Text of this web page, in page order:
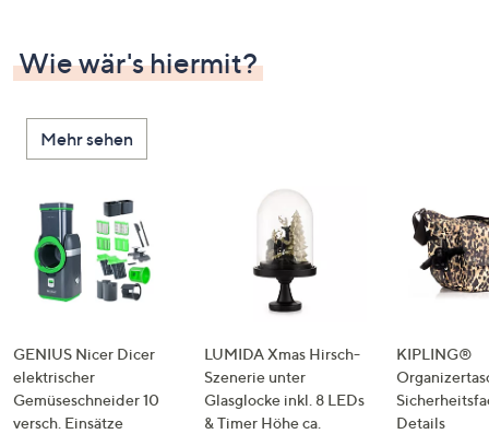
Wie wär's hiermit?
Mehr sehen
GENIUS Nicer Dicer
elektrischer
Gemüseschneider 10
versch. Einsätze
LUMIDA Xmas Hirsch-
Szenerie unter
Glasglocke inkl. 8 LEDs
& Timer Höhe ca.
KIPLING®
Details